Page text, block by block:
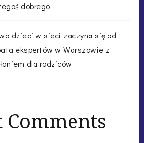
dobrego
dzieci w sieci zaczyna się od
ekspertów w Warszawie z
dla rodziców
Comments